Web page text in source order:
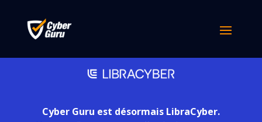
Cyber Guru est désormais LibraCyber.